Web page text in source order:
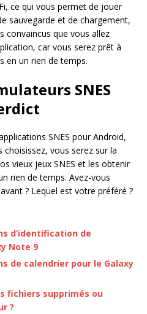
ce qui vous permet de jouer
sauvegarde et de chargement,
convaincus que vous allez
car vous serez prêt à
en un rien de temps.
SNES
SNES pour Android,
vous serez sur la
vieux jeux SNES et les obtenir
rien de temps. Avez-vous
? Lequel est votre préféré ?
d’identification de
Note 9
de calendrier pour le Galaxy
fichiers supprimés ou
?